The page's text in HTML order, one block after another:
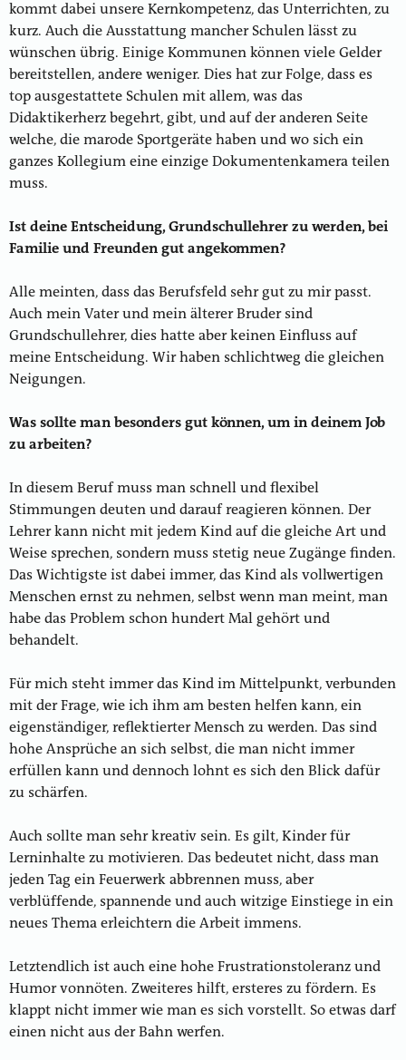
kommt dabei unsere Kernkompetenz, das Unterrichten, zu
kurz. Auch die Ausstattung mancher Schulen lässt zu
wünschen übrig. Einige Kommunen können viele Gelder
bereitstellen, andere weniger. Dies hat zur Folge, dass es
top ausgestattete Schulen mit allem, was das
Didaktikerherz begehrt, gibt, und auf der anderen Seite
welche, die marode Sportgeräte haben und wo sich ein
ganzes Kollegium eine einzige Dokumentenkamera teilen
muss.
Ist deine Entscheidung, Grundschullehrer zu werden, bei
Familie und Freunden gut angekommen?
Alle meinten, dass das Berufsfeld sehr gut zu mir passt.
Auch mein Vater und mein älterer Bruder sind
Grundschullehrer, dies hatte aber keinen Einfluss auf
meine Entscheidung. Wir haben schlichtweg die gleichen
Neigungen.
Was sollte man besonders gut können, um in deinem Job
zu arbeiten?
In diesem Beruf muss man schnell und flexibel
Stimmungen deuten und darauf reagieren können. Der
Lehrer kann nicht mit jedem Kind auf die gleiche Art und
Weise sprechen, sondern muss stetig neue Zugänge finden.
Das Wichtigste ist dabei immer, das Kind als vollwertigen
Menschen ernst zu nehmen, selbst wenn man meint, man
habe das Problem schon hundert Mal gehört und
behandelt.
Für mich steht immer das Kind im Mittelpunkt, verbunden
mit der Frage, wie ich ihm am besten helfen kann, ein
eigenständiger, reflektierter Mensch zu werden. Das sind
hohe Ansprüche an sich selbst, die man nicht immer
erfüllen kann und dennoch lohnt es sich den Blick dafür
zu schärfen.
Auch sollte man sehr kreativ sein. Es gilt, Kinder für
Lerninhalte zu motivieren. Das bedeutet nicht, dass man
jeden Tag ein Feuerwerk abbrennen muss, aber
verblüffende, spannende und auch witzige Einstiege in ein
neues Thema erleichtern die Arbeit immens.
Letztendlich ist auch eine hohe Frustrationstoleranz und
Humor vonnöten. Zweiteres hilft, ersteres zu fördern. Es
klappt nicht immer wie man es sich vorstellt. So etwas darf
einen nicht aus der Bahn werfen.